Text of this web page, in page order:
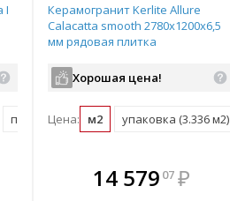
I
поддон (39 м2)
В комплекте
всегда выгоднее!
Керамогранит Kerlite Allure
Calacatta smooth 2780х1200х6,5
мм рядовая плитка
Хорошая цена!
Цена: м2 упаковка (3.336 м2)
14 579 07 ₽
В комплекте
всегда выгоднее!